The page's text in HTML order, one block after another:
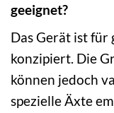
geeignet?
Das Gerät ist für
konzipiert. Die
können jedoch
spezielle Äxte